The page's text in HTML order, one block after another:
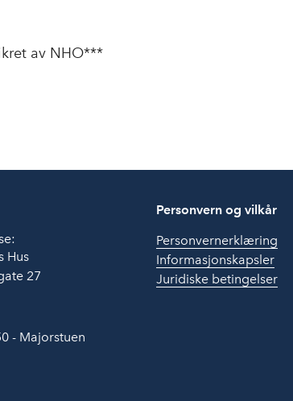
av NHO***
Hus
27
- Majorstuen
Personvern og vilkår
Personvernerklæring
Informasjonskapsler
Juridiske betingelser